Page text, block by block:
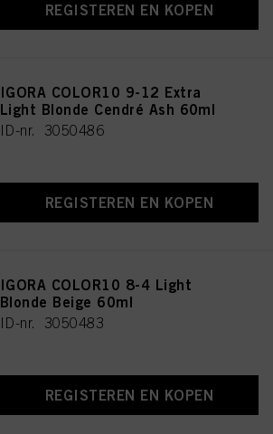
REGISTEREN EN KOPEN
IGORA COLOR10 9-12 Extra
Light Blonde Cendré Ash 60ml
ID-nr. 3050486
REGISTEREN EN KOPEN
IGORA COLOR10 8-4 Light
Blonde Beige 60ml
ID-nr. 3050483
REGISTEREN EN KOPEN